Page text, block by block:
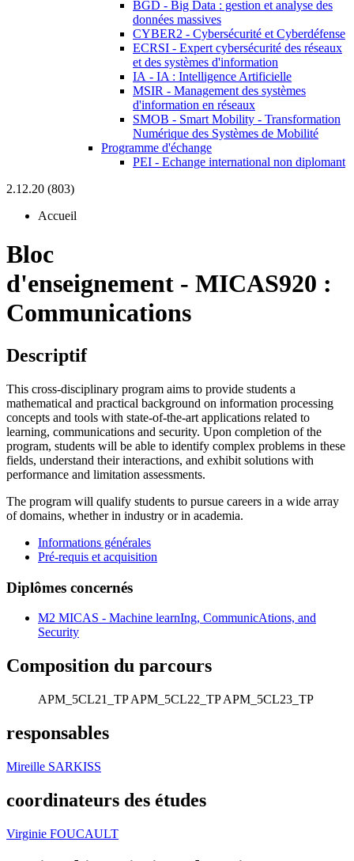
BGD - Big Data : gestion et analyse des
données massives
CYBER2 - Cybersécurité et Cyberdéfense
ECRSI - Expert cybersécurité des réseaux
et des systèmes d'information
IA - IA : Intelligence Artificielle
MSIR - Management des systèmes
d'information en réseaux
SMOB - Smart Mobility - Transformation
Numérique des Systèmes de Mobilité
Programme d'échange
PEI - Echange international non diplomant
2.12.20 (803)
Accueil
Bloc
d'enseignement - MICAS920 :
Communications
Descriptif
This cross-disciplinary program aims to provide students a
mathematical and practical background on information processing
concepts and tools with state-of-the-art applications related to
learning, communications and security. Upon completion of the
program, students will be able to identify complex problems in these
fields, understand their interactions, and exhibit solutions with
performance and limitation assessments.
The program will qualify students to pursue careers in a wide array
of domains, whether in industry or in academia.
Informations générales
Pré-requis et acquisition
Diplômes concernés
M2 MICAS - Machine learnIng, CommunicAtions, and
Security
Composition du parcours
APM_5CL21_TP APM_5CL22_TP APM_5CL23_TP
responsables
Mireille SARKISS
coordinateurs des études
Virginie FOUCAULT